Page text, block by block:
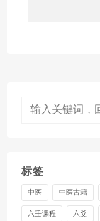
标签
中医 中医古籍
六壬课程 六爻